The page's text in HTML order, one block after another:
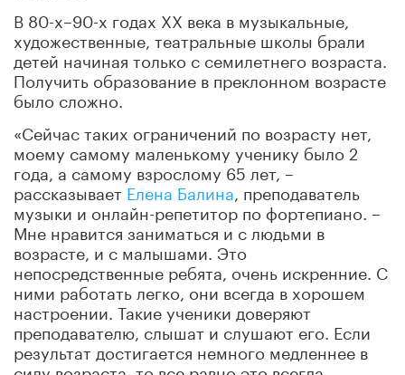
В 80-х–90-х годах XX века в музыкальные,
художественные, театральные школы брали
детей начиная только с семилетнего возраста.
Получить образование в преклонном возрасте
было сложно.
«Сейчас таких ограничений по возрасту нет,
моему самому маленькому ученику было 2
года, а самому взрослому 65 лет, –
рассказываетЕлена Балина , преподаватель
музыки и онлайн-репетитор по фортепиано. –
Мне нравится заниматься и с людьми в
возрасте, и с малышами. Это
непосредственные ребята, очень искренние. С
ними работать легко, они всегда в хорошем
настроении. Такие ученики доверяют
преподавателю, слышат и слушают его. Если
результат достигается немного медленнее в